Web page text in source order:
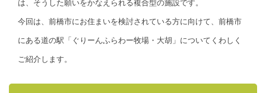
は、そうした願いをかなえられる複合型の施設です。
今回は、前橋市にお住まいを検討されている方に向けて、前橋市
にある道の駅「ぐりーんふらわー牧場・大胡」についてくわしく
ご紹介します。